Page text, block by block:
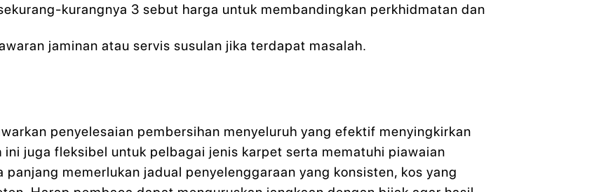
kurangnya 3 sebut harga untuk membandingkan perkhidmatan dan
jaminan atau servis susulan jika terdapat masalah.
penyelesaian pembersihan menyeluruh yang efektif menyingkirkan
juga fleksibel untuk pelbagai jenis karpet serta mematuhi piawaian
memerlukan jadual penyelenggaraan yang konsisten, kos yang